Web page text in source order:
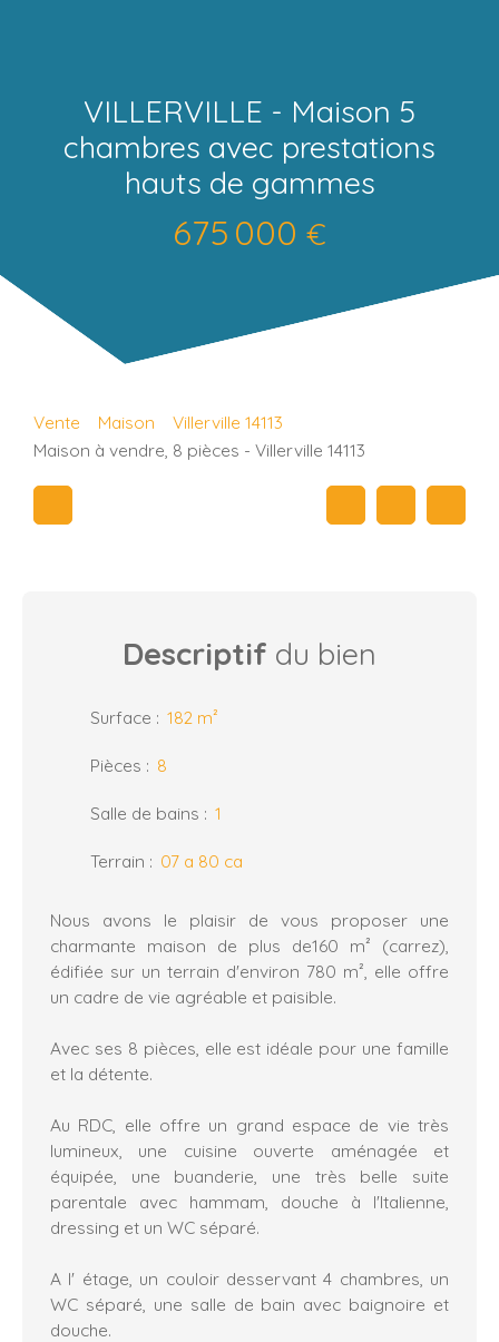
VILLERVILLE - Maison 5
chambres avec prestations
hauts de gammes
675 000 €
Vente Maison
Villerville 14113
Maison à vendre, 8 pièces - Villerville 14113
Descriptif du bien
Surface : 182 m²
Pièces : 8
Salle de bains : 1
Terrain : 07 a 80 ca
Nous avons le plaisir de vous proposer une
charmante maison de plus de160 m² (carrez),
édifiée sur un terrain d'environ 780 m², elle offre
un cadre de vie agréable et paisible.
Avec ses 8 pièces, elle est idéale pour une famille
et la détente.
Au RDC, elle offre un grand espace de vie très
lumineux, une cuisine ouverte aménagée et
équipée, une buanderie, une très belle suite
parentale avec hammam, douche à l'Italienne,
dressing et un WC séparé.
A l' étage, un couloir desservant 4 chambres, un
WC séparé, une salle de bain avec baignoire et
douche.